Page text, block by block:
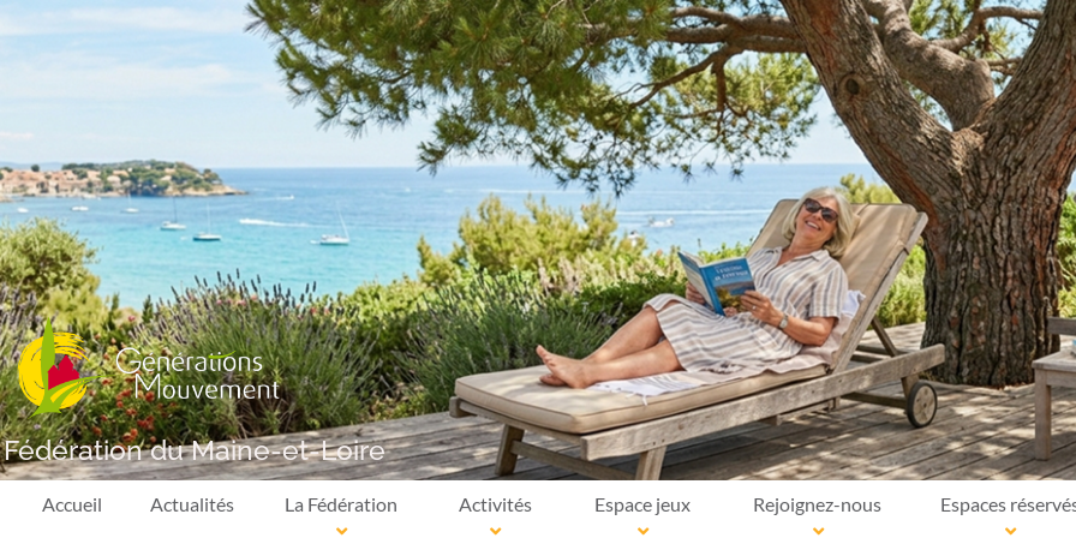
Fédération du Maine-et-Loire
Accueil Actualités La Fédération Activités Espace jeux Rejoignez-nous Espaces